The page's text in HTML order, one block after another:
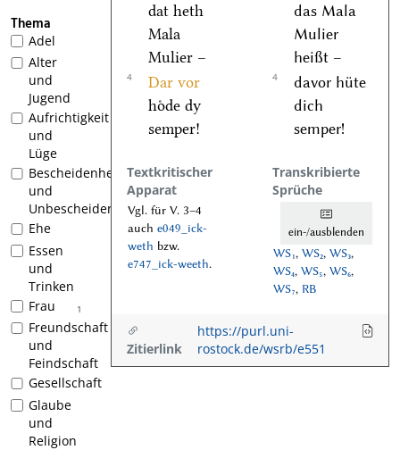
Thema
Adel
Alter
und
Jugend
Aufrichtigkeit
und
Lüge
Bescheidenheit
und
Unbescheidenheit
Ehe
Essen
und
Trinken
1
Frau
Freundschaft
und
Feindschaft
Gesellschaft
Glaube
und
Religion
dat heth
Mala
Mulier –
das Mala
Mulier
heißt –
4
Dar vor
hoͤde dy
semper!
4
davor hüte
dich
semper!
Textkritischer
Apparat
Transkribierte
Sprüche
Vgl. für V. 3–4
auch e049_ick-
weth bzw.
e747_ick-weeth.
ein-/ausblenden
WS₁, WS₂, WS₃,
WS₄, WS₅, WS₆,
WS₇, RB
Zitierlink
https://purl.uni-
rostock.de/wsrb/e551